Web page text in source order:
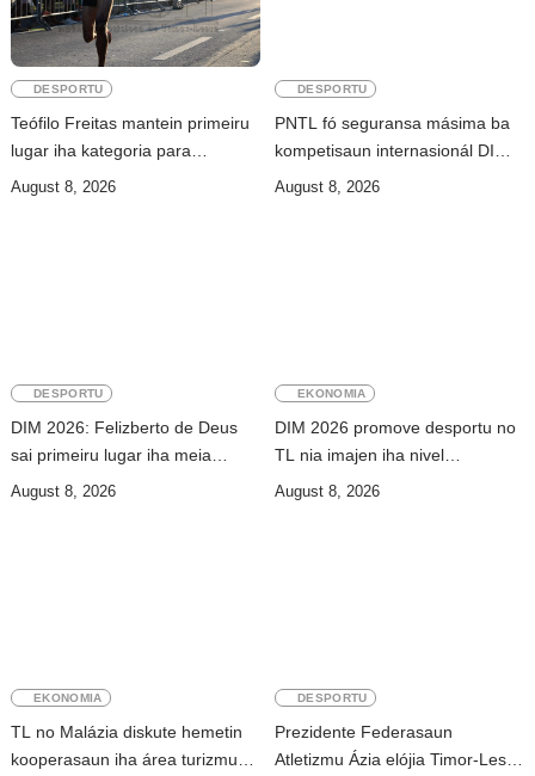
DESPORTU
Teófilo Freitas mantein primeiru
lugar iha kategoria para
atletizmu 10Km iha DIM
August 8, 2026
DESPORTU
PNTL fó seguransa másima ba
kompetisaun internasionál DIM
2026
August 8, 2026
DESPORTU
DIM 2026: Felizberto de Deus
sai primeiru lugar iha meia
maratona kilómetru 21
August 8, 2026
EKONOMIA
DIM 2026 promove desportu no
TL nia imajen iha nivel
Internasionál
August 8, 2026
EKONOMIA
TL no Malázia diskute hemetin
kooperasaun iha área turizmu
DESPORTU
Prezidente Federasaun
Atletizmu Ázia elójia Timor-Leste